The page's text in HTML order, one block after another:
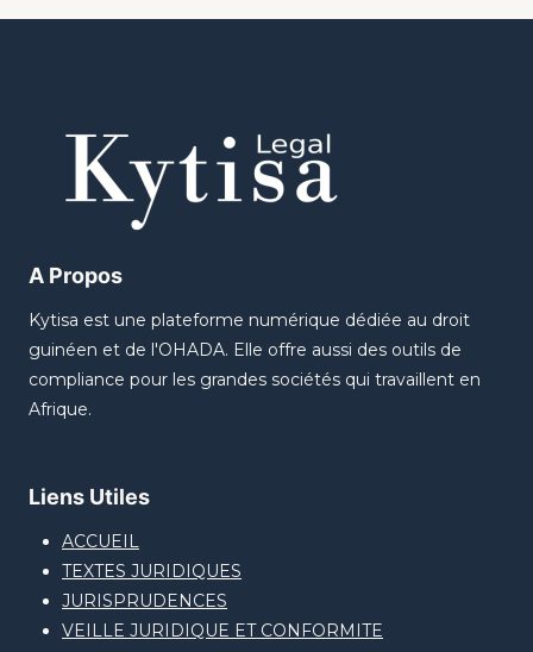
A Propos
Kytisa est une plateforme numérique dédiée au droit
guinéen et de l'OHADA. Elle offre aussi des outils de
compliance pour les grandes sociétés qui travaillent en
Afrique.
Liens Utiles
ACCUEIL
TEXTES JURIDIQUES
JURISPRUDENCES
VEILLE JURIDIQUE ET CONFORMITE